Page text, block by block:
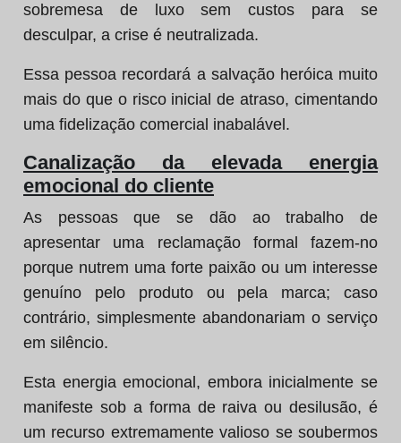
sobremesa de luxo sem custos para se
desculpar, a crise é neutralizada.
Essa pessoa recordará a salvação heróica muito
mais do que o risco inicial de atraso, cimentando
uma fidelização comercial inabalável.
Canalização da elevada energia
emocional do cliente
As pessoas que se dão ao trabalho de
apresentar uma reclamação formal fazem-no
porque nutrem uma forte paixão ou um interesse
genuíno pelo produto ou pela marca; caso
contrário, simplesmente abandonariam o serviço
em silêncio.
Esta energia emocional, embora inicialmente se
manifeste sob a forma de raiva ou desilusão, é
um recurso extremamente valioso se soubermos